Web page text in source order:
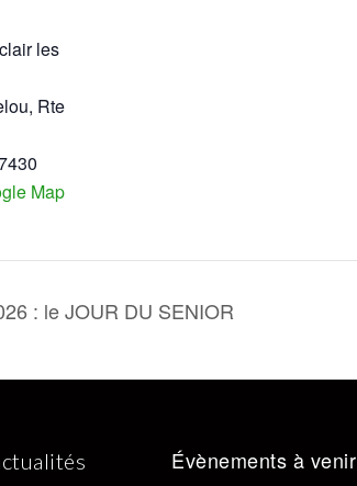
les
Rte
Map
: le JOUR DU SENIOR
Évènements à venir